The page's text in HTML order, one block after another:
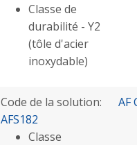
Classe de
durabilité - Y2
(tôle d'acier
inoxydable)
Code de la solution:
AFS182
Classe
AF